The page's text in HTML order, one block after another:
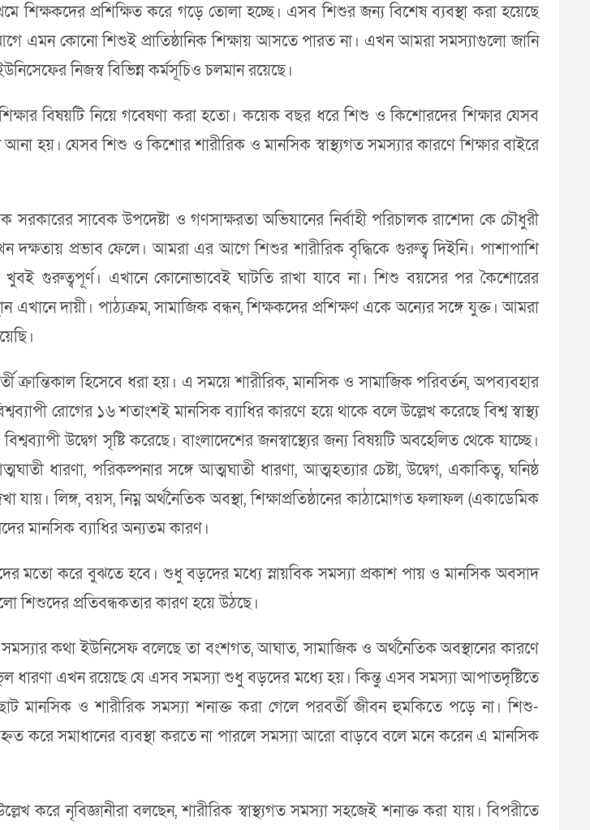
শিক্ষকদের প্রশিক্ষিত করে গড়ে তোলা হচ্ছে। এসব শিশুর জন্য বিশেষ ব্যবস্থা করা হয়েছে
এমন কোনো শিশুই প্রাতিষ্ঠানিক শিক্ষায় আসতে পারত না। এখন আমরা সমস্যাগুলো জানি
নিজস্ব বিভিন্ন কর্মসূচিও চলমান রয়েছে।
বিষয়টি নিয়ে গবেষণা করা হতো। কয়েক বছর ধরে শিশু ও কিশোরদের শিক্ষার যেসব
হয়। যেসব শিশু ও কিশোর শারীরিক ও মানসিক স্বাস্থ্যগত সমস্যার কারণে শিক্ষার বাইরে
সরকারের সাবেক উপদেষ্টা ও গণসাক্ষরতা অভিযানের নির্বাহী পরিচালক রাশেদা কে চৌধুরী
দক্ষতায় প্রভাব ফেলে। আমরা এর আগে শিশুর শারীরিক বৃদ্ধিকে গুরুত্ব দিইনি। পাশাপাশি
খুবই গুরুত্বপূর্ণ। এখানে কোনোভাবেই ঘাটতি রাখা যাবে না। শিশু বয়সের পর কৈশোরের
এখানে দায়ী। পাঠ্যক্রম, সামাজিক বন্ধন, শিক্ষকদের প্রশিক্ষণ একে অন্যের সঙ্গে যুক্ত। আমরা
হিসেবে ধরা হয়। এ সময়ে শারীরিক, মানসিক ও সামাজিক পরিবর্তন, অপব্যবহার
রোগের ১৬ শতাংশই মানসিক ব্যাধির কারণে হয়ে থাকে বলে উল্লেখ করেছে বিশ্ব স্বাস্থ্য
উদ্বেগ সৃষ্টি করেছে। বাংলাদেশের জনস্বাস্থ্যের জন্য বিষয়টি অবহেলিত থেকে যাচ্ছে।
ধারণা, পরিকল্পনার সঙ্গে আত্মঘাতী ধারণা, আত্মহত্যার চেষ্টা, উদ্বেগ, একাকিত্ব, ঘনিষ্ঠ
লিঙ্গ, বয়স, নিম্ন অর্থনৈতিক অবস্থা, শিক্ষাপ্রতিষ্ঠানের কাঠামোগত ফলাফল (একাডেমিক
মানসিক ব্যাধির অন্যতম কারণ।
মতো করে বুঝতে হবে। শুধু বড়দের মধ্যে স্নায়বিক সমস্যা প্রকাশ পায় ও মানসিক অবসাদ
শিশুদের প্রতিবন্ধকতার কারণ হয়ে উঠছে।
কথা ইউনিসেফ বলেছে তা বংশগত, আঘাত, সামাজিক ও অর্থনৈতিক অবস্থানের কারণে
ধারণা এখন রয়েছে যে এসব সমস্যা শুধু বড়দের মধ্যে হয়। কিন্তু এসব সমস্যা আপাতদৃষ্টিতে
মানসিক ও শারীরিক সমস্যা শনাক্ত করা গেলে পরবর্তী জীবন হুমকিতে পড়ে না। শিশু-
করে সমাধানের ব্যবস্থা করতে না পারলে সমস্যা আরো বাড়বে বলে মনে করেন এ মানসিক
করে নৃবিজ্ঞানীরা বলছেন, শারীরিক স্বাস্থ্যগত সমস্যা সহজেই শনাক্ত করা যায়। বিপরীতে